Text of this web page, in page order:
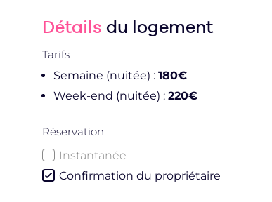
Détails du logement
Tarifs
Semaine (nuitée) : 180€
Week-end (nuitée) : 220€
Réservation
Instantanée
Confirmation du propriétaire